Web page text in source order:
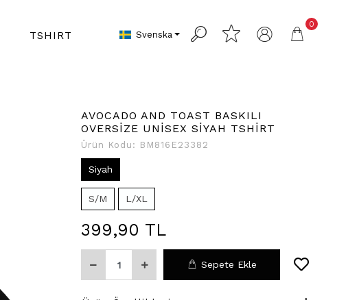
TSHIRT Svenska
0
AVOCADO AND TOAST BASKILI
OVERSİZE UNİSEX SİYAH TSHİRT
Ürün Kodu: BM816E23382
Siyah
S/M L/XL
399,90 TL
Sepete Ekle